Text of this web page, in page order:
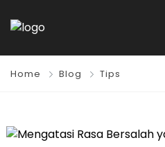
Home Blog Tips